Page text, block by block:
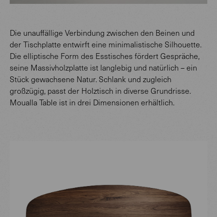
Die unauffällige Verbindung zwischen den Beinen und
der Tischplatte entwirft eine minimalistische Silhouette.
Die elliptische Form des Esstisches fördert Gespräche,
seine Massivholzplatte ist langlebig und natürlich – ein
Stück gewachsene Natur. Schlank und zugleich
großzügig, passt der Holztisch in diverse Grundrisse.
Moualla Table ist in drei Dimensionen erhältlich.